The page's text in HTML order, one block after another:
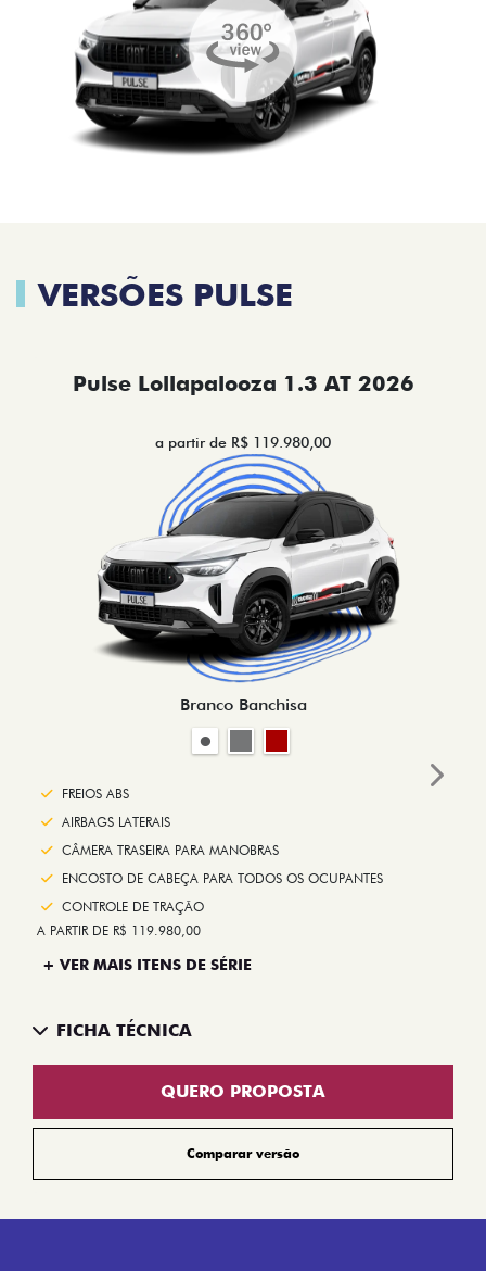
VERSÕES PULSE
Pulse Lollapalooza 1.3 AT 2026
a partir de R$ 119.980,00
Branco Banchisa
FREIOS ABS
AIRBAGS LATERAIS
CÂMERA TRASEIRA PARA MANOBRAS
ENCOSTO DE CABEÇA PARA TODOS OS OCUPANTES
CONTROLE DE TRAÇÃO
A PARTIR DE R$ 119.980,00
+ VER MAIS ITENS DE SÉRIE
FICHA TÉCNICA
QUERO PROPOSTA
Comparar versão
Next